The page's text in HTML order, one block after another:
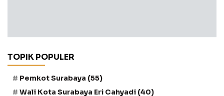
TOPIK POPULER
Pemkot Surabaya (55)
Wali Kota Surabaya Eri Cahyadi (40)